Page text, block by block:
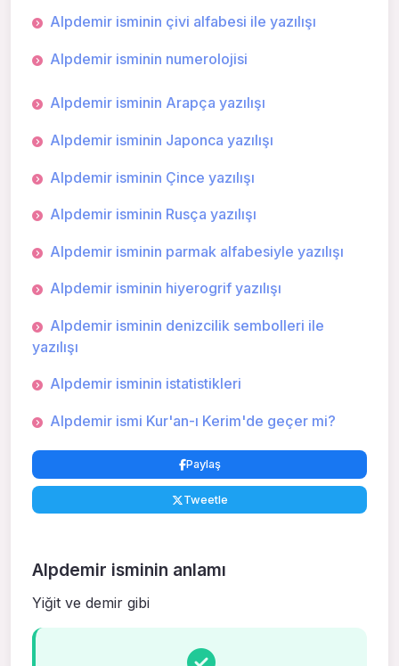
Alpdemir isminin çivi alfabesi ile yazılışı
Alpdemir isminin numerolojisi
Alpdemir isminin Arapça yazılışı
Alpdemir isminin Japonca yazılışı
Alpdemir isminin Çince yazılışı
Alpdemir isminin Rusça yazılışı
Alpdemir isminin parmak alfabesiyle yazılışı
Alpdemir isminin hiyerogrif yazılışı
Alpdemir isminin denizcilik sembolleri ile
yazılışı
Alpdemir isminin istatistikleri
Alpdemir ismi Kur'an-ı Kerim'de geçer mi?
Paylaş
Tweetle
Alpdemir isminin anlamı
Yiğit ve demir gibi